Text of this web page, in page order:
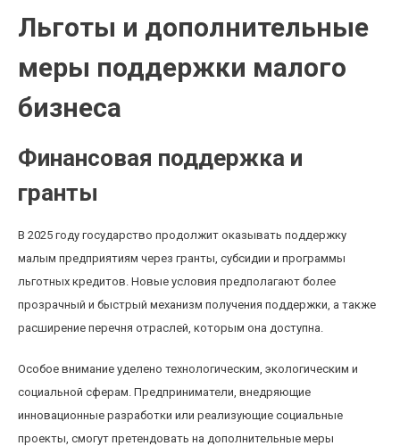
Льготы и дополнительные
меры поддержки малого
бизнеса
Финансовая поддержка и
гранты
В 2025 году государство продолжит оказывать поддержку
малым предприятиям через гранты, субсидии и программы
льготных кредитов. Новые условия предполагают более
прозрачный и быстрый механизм получения поддержки, а также
расширение перечня отраслей, которым она доступна.
Особое внимание уделено технологическим, экологическим и
социальной сферам. Предприниматели, внедряющие
инновационные разработки или реализующие социальные
проекты, смогут претендовать на дополнительные меры